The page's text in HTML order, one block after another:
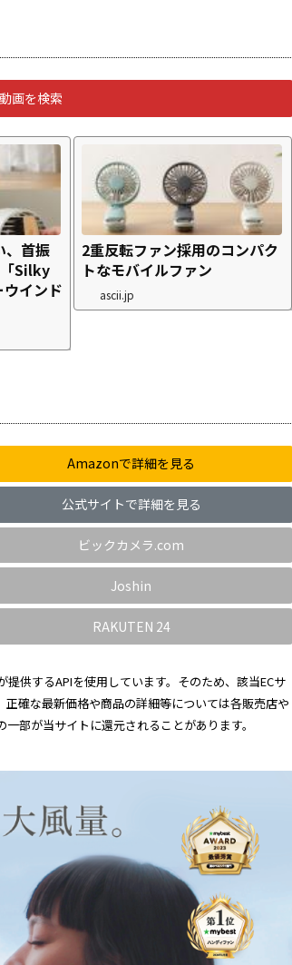
画を検索
、首振
Silky
インド
2重反転ファン採用のコンパク
トなモバイルファン
ascii.jp
Amazonで詳細を見る
公式サイトで詳細を見る
ビックカメラ.com
Joshin
RAKUTEN 24
供するAPIを使用しています。そのため、該当ECサ
確な最新価格や商品の詳細等については各販売店や
部が当サイトに還元されることがあります。